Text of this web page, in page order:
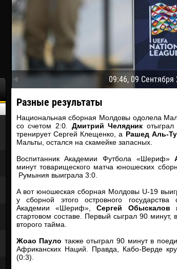
30 Января
Дорасо Морео КЛАС
Владислав КОСТИН
02 Марта
09 Марта
Эммануэль АФЕТСЕ
20 Марта
Хайдер Морено АСПРИЛЬЯ
22 Марта
04 Мая
Всеволод НИХАЕВ
Ренат ЖОСАН
15 Июня
Конан Жорес-
Виктор ЧУМАШУ
09:46, 09 Сентября
Разные результаты
Национальная сборная Молдовы одолела
со счетом 2:0. Дмитрий Челядник
тренирует Сергей Клещенко, а Рашед Аль-
Мальты, остался на скамейке запасных.
Воспитанник Академии Футбола «Шериф»
минут товарищеского матча юношеских
Румыния выиграла 3:0.
А вот юношеская сборная Молдовы U-19
у сборной этого островного
Академии «Шериф»,Сергей Обыскалов
стартовом составе. Первый сыграл 90
второго тайма.
Жоао Пауло также отыграл 90 минут в
Африканских Наций. Правда, Кабо-Верде
(0:3).